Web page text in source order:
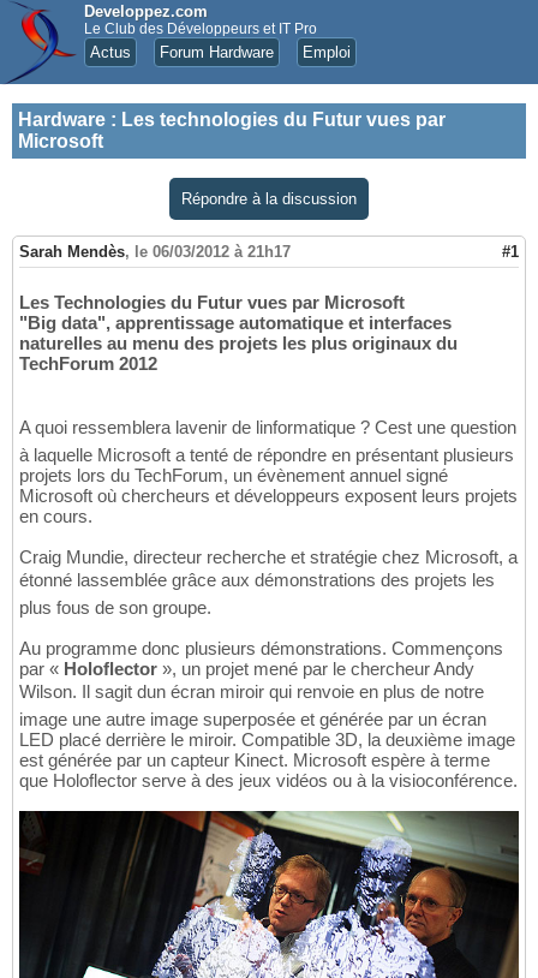
Developpez.com
Le Club des Développeurs et IT Pro
Actus Forum Hardware Emploi
Hardware : Les technologies du Futur vues par
Microsoft
Répondre à la discussion
Sarah Mendès, le 06/03/2012 à 21h17 #1
Les Technologies du Futur vues par Microsoft
"Big data", apprentissage automatique et interfaces
naturelles au menu des projets les plus originaux du
TechForum 2012
A quoi ressemblera lavenir de linformatique ? Cest une question
à laquelle Microsoft a tenté de répondre en présentant plusieurs
projets lors du TechForum, un évènement annuel signé
Microsoft où chercheurs et développeurs exposent leurs projets
en cours.
Craig Mundie, directeur recherche et stratégie chez Microsoft, a
étonné lassemblée grâce aux démonstrations des projets les
plus fous de son groupe.
Au programme donc plusieurs démonstrations. Commençons
par « Holoflector », un projet mené par le chercheur Andy
Wilson. Il sagit dun écran miroir qui renvoie en plus de notre
image une autre image superposée et générée par un écran
LED placé derrière le miroir. Compatible 3D, la deuxième image
est générée par un capteur Kinect. Microsoft espère à terme
que Holoflector serve à des jeux vidéos ou à la visioconférence.